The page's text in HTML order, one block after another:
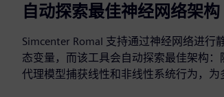
自动探索最佳神经网络架构
Simcenter RomaI 支持通过神经网络进
态变量，而该工具会自动探索最佳架构
代理模型捕获线性和非线性系统行为，为